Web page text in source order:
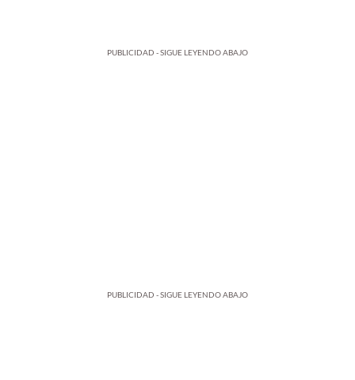
PUBLICIDAD - SIGUE LEYENDO ABAJO
PUBLICIDAD - SIGUE LEYENDO ABAJO